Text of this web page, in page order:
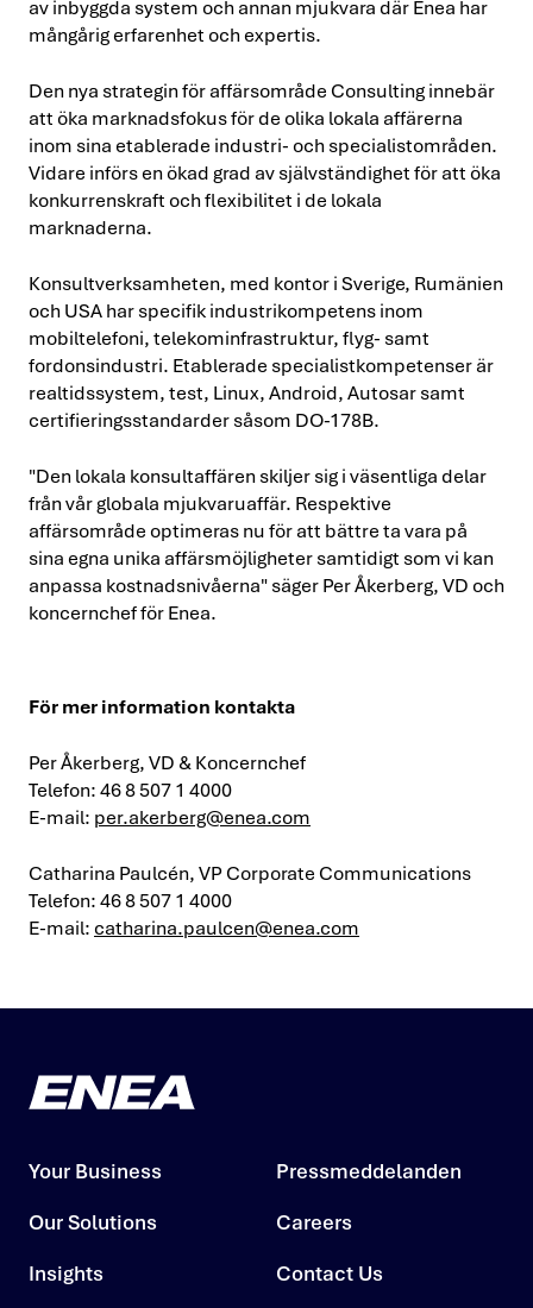
av inbyggda system och annan mjukvara där Enea har
mångårig erfarenhet och expertis.
Den nya strategin för affärsområde Consulting innebär
att öka marknadsfokus för de olika lokala affärerna
inom sina etablerade industri- och specialistområden.
Vidare införs en ökad grad av självständighet för att öka
konkurrenskraft och flexibilitet i de lokala
marknaderna.
Konsultverksamheten, med kontor i Sverige, Rumänien
och USA har specifik industrikompetens inom
mobiltelefoni, telekominfrastruktur, flyg- samt
fordonsindustri. Etablerade specialistkompetenser är
realtidssystem, test, Linux, Android, Autosar samt
certifieringsstandarder såsom DO-178B.
"Den lokala konsultaffären skiljer sig i väsentliga delar
från vår globala mjukvaruaffär. Respektive
affärsområde optimeras nu för att bättre ta vara på
sina egna unika affärsmöjligheter samtidigt som vi kan
anpassa kostnadsnivåerna" säger Per Åkerberg, VD och
koncernchef för Enea.
För mer information kontakta
Per Åkerberg, VD & Koncernchef
Telefon: 46 8 507 1 4000
E-mail: per.akerberg@enea.com
Catharina Paulcén, VP Corporate Communications
Telefon: 46 8 507 1 4000
E-mail: catharina.paulcen@enea.com
Your Business
Our Solutions
Insights
Pressmeddelanden
Careers
Contact Us